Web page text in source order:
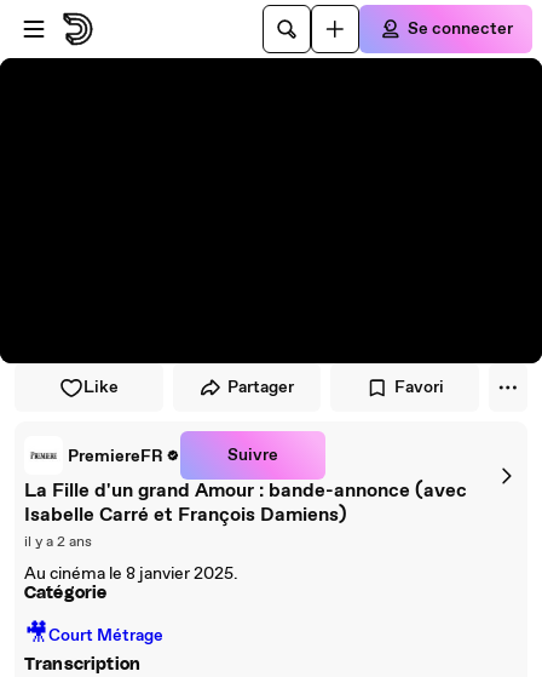
Passer au player
Passer au contenu principal
Se connecter
Like Partager Favori
PremiereFR Suivre
La Fille d'un grand Amour : bande-annonce (avec
Isabelle Carré et François Damiens)
il y a 2 ans
Au cinéma le 8 janvier 2025.
Catégorie
🎥Court Métrage
Transcription